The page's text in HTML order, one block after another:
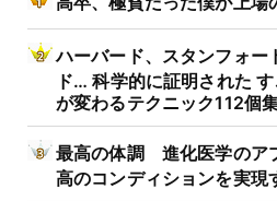
ハーバード、スタンフォー
ド… 科学的に証明された
が変わるテクニック112個
最高の体調 進化医学のア
高のコンディションを実現